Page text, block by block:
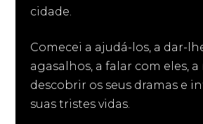
cidade.
Comecei a ajudá-los, a dar-
agasalhos, a falar com eles, a
descobrir os seus dramas e
suas tristes vidas.